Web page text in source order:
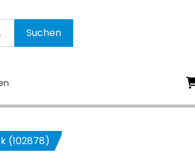
(102878)